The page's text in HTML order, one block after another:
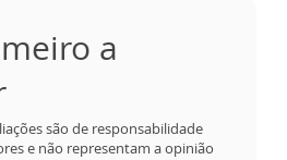
a
são de responsabilidade
e não representam a opinião